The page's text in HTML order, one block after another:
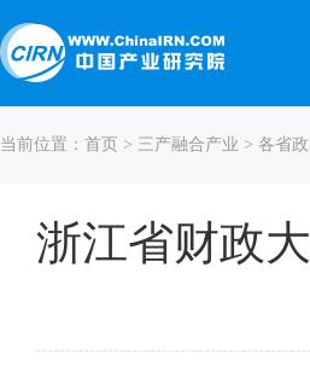
当前位置： 首页 > 三产融合产业 > 各省
浙江省财政